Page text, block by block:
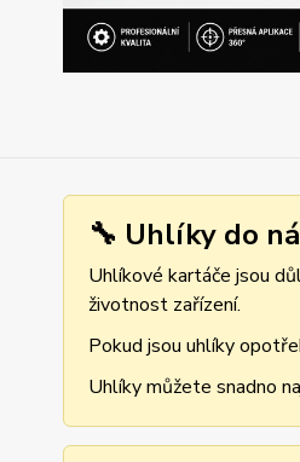
🔧 Uhlíky do
Uhlíkové kartáče jsou
životnost zařízení.
Pokud jsou uhlíky
Uhlíky můžete snadno